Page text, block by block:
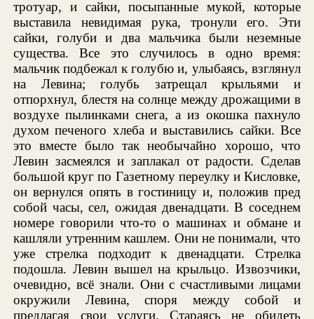
тротуар, и сайки, посыпанные мукой, которые
выставила невидимая рука, тронули его. Эти
сайки, голуби и два мальчика были неземные
существа. Все это случилось в одно время:
мальчик подбежал к голубю и, улыбаясь, взглянул
на Левина; голубь затрещал крыльями и
отпорхнул, блестя на солнце между дрожащими в
воздухе пылинками снега, а из окошка пахнуло
духом печеного хлеба и выставились сайки. Все
это вместе было так необычайно хорошо, что
Левин засмеялся и заплакал от радости. Сделав
большой круг по Газетному переулку и Кисловке,
он вернулся опять в гостиницу и, положив пред
собой часы, сел, ожидая двенадцати. В соседнем
номере говорили что-то о машинах и обмане и
кашляли утренним кашлем. Они не понимали, что
уже стрелка подходит к двенадцати. Стрелка
подошла. Левин вышел на крыльцо. Извозчики,
очевидно, всё знали. Они с счастливыми лицами
окружили Левина, споря между собой и
предлагая свои услуги. Стараясь не обидеть